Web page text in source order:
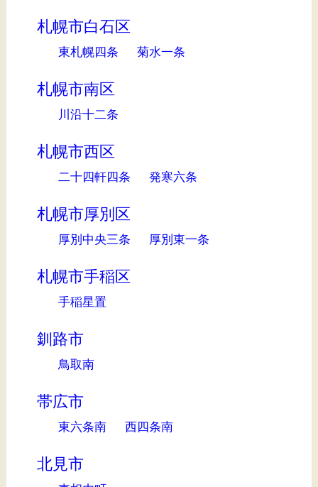
札幌市白石区
東札幌四条 菊水一条
札幌市南区
川沿十二条
札幌市西区
二十四軒四条 発寒六条
札幌市厚別区
厚別中央三条 厚別東一条
札幌市手稲区
手稲星置
釧路市
鳥取南
帯広市
東六条南 西四条南
北見市